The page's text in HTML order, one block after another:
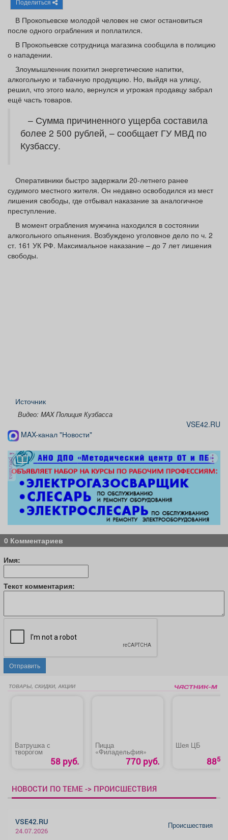
Афиша
ТВ программа Я - пенсионер
Поделиться
В Прокопьевске молодой человек не смог остановиться
после одного ограбления и поплатился.
В Прокопьевске сотрудница магазина сообщила в полицию
о нападении.
Злоумышленник похитил энергетические напитки,
алкогольную и табачную продукцию. Но, выйдя на улицу,
решил, что этого мало, вернулся и угрожая продавцу забрал
ещё часть товаров.
– Сумма причиненного ущерба составила
более 2 500 рублей, – сообщает ГУ МВД по
Кузбассу.
Оперативники быстро задержали 20-летнего ранее
судимого местного жителя. Он недавно освободился из мест
лишения свободы, где отбывал наказание за аналогичное
преступление.
В момент ограбления мужчина находился в состоянии
алкогольного опьянения. Возбуждено уголовное дело по ч. 2
ст. 161 УК РФ. Максимальное наказание – до 7 лет лишения
свободы.
Источник
Видео: MAX Полиция Кузбасса
VSE42.RU
MAX-канал "Новости"
реклама
0 Комментариев
Имя:
Текст комментария:
Отправить
ТОВАРЫ, СКИДКИ, АКЦИИ
Ватрушка с
творогом
58 руб.
Пицца
«Филадельфия»
770 руб.
Шея ЦБ
8850
НОВОСТИ ПО ТЕМЕ -> ПРОИСШЕСТВИЯ
VSE42.RU
24.07.2026
Происшествия